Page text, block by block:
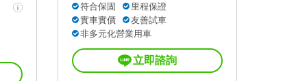
符合保固
里程保證
實車實價
友善試車
非多元化營業用車
立即諮詢